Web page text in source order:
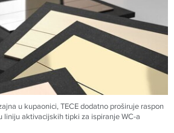
u kupaonici,TECEdodatno proširuje raspon
liniju aktivacijskih tipki za ispiranje WC-a